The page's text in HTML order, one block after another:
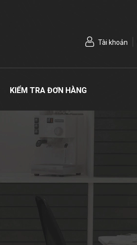
Tài khoản
KIỂM TRA ĐƠN HÀNG